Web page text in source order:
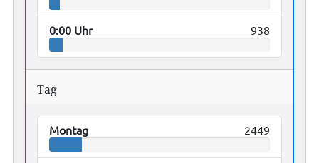
0:00 Uhr 938
Tag
Montag 2449